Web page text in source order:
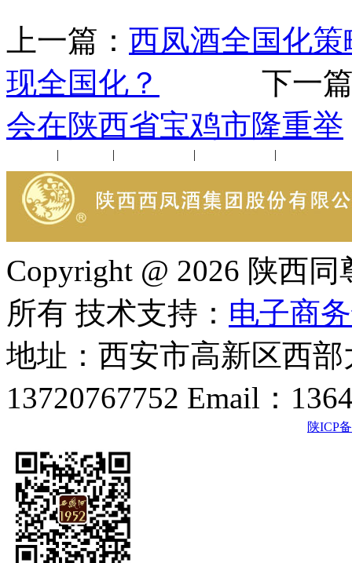
上一篇： 西凤酒全国化
现全国化？
下一篇
会在陕西省宝鸡市隆重举
| | | |
Copyright @ 2026 陕西
所有 技术支持： 电子商
地址：西安市高新区西
13720767752 Email：
陕ICP